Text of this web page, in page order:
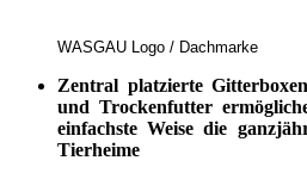
WASGAU Logo / Dachmarke
Zentral platzierte
und Trockenfutter
einfachste Weise die
Tierheime